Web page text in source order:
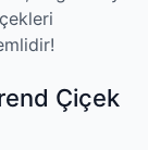
Çiçek